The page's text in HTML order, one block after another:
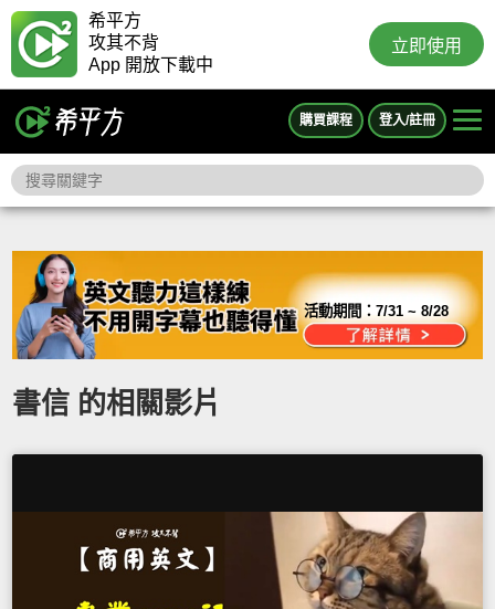
希平方
攻其不背
App 開放下載中
立即使用
購買課程 登入/註冊
活動期間：7/31 ~ 8/28
書信 的相關影片